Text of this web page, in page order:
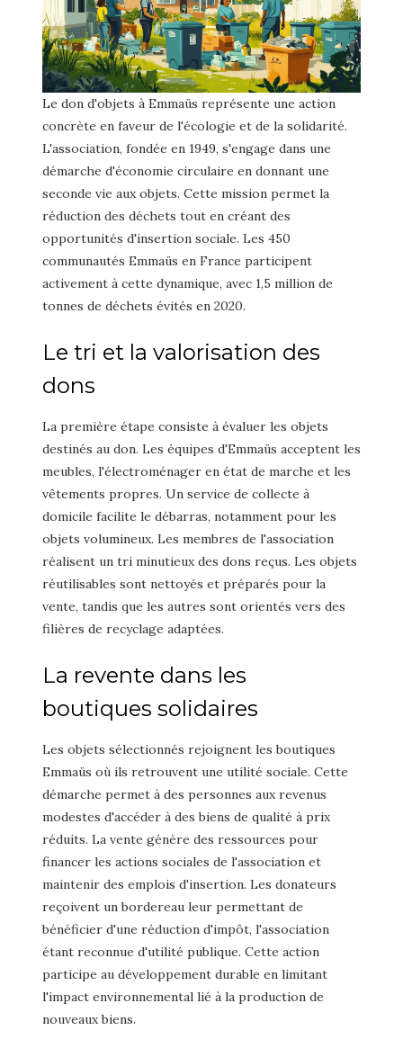
Le don d'objets à Emmaüs représente une action
concrète en faveur de l'écologie et de la solidarité.
L'association, fondée en 1949, s'engage dans une
démarche d'économie circulaire en donnant une
seconde vie aux objets. Cette mission permet la
réduction des déchets tout en créant des
opportunités d'insertion sociale. Les 450
communautés Emmaüs en France participent
activement à cette dynamique, avec 1,5 million de
tonnes de déchets évités en 2020.
Le tri et la valorisation des
dons
La première étape consiste à évaluer les objets
destinés au don. Les équipes d'Emmaüs acceptent les
meubles, l'électroménager en état de marche et les
vêtements propres. Un service de collecte à
domicile facilite le débarras, notamment pour les
objets volumineux. Les membres de l'association
réalisent un tri minutieux des dons reçus. Les objets
réutilisables sont nettoyés et préparés pour la
vente, tandis que les autres sont orientés vers des
filières de recyclage adaptées.
La revente dans les
boutiques solidaires
Les objets sélectionnés rejoignent les boutiques
Emmaüs où ils retrouvent une utilité sociale. Cette
démarche permet à des personnes aux revenus
modestes d'accéder à des biens de qualité à prix
réduits. La vente génère des ressources pour
financer les actions sociales de l'association et
maintenir des emplois d'insertion. Les donateurs
reçoivent un bordereau leur permettant de
bénéficier d'une réduction d'impôt, l'association
étant reconnue d'utilité publique. Cette action
participe au développement durable en limitant
l'impact environnemental lié à la production de
nouveaux biens.